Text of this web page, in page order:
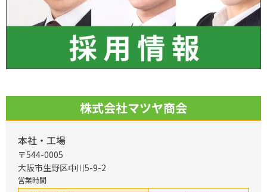
株式会社マツヤ商会
本社・工場
〒544-0005
大阪市生野区中川5-9-2
営業時間